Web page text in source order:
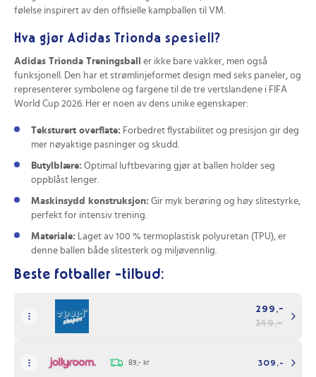
konsumentene trygghet før de begynner å spille og en
Ulemper med dette produktet
Begrenset utendørs bruk. Spesifikasjonen angir at ballen er
for innendørs bruk, noe som betyr at den ikke er optimal
Potensielt kortere levetid sammenlignet med eksklusivt
materialtypen kan ha mindre holdbarhet over tid under
tung eller hyppig bruk, spesielt i en profesjonell eller
intensiv treningssammenheng.
Størrelsesvalg kan begrense aldersgruppe. Ballene er
tilgjengelige i størrelse 5 og 4, som typisk passer for barn
og yngre spillere, og kan derfor være mindre egnet for
følelse inspirert av den offisielle kampballen til VM.
Hva gjør Adidas Trionda spesiell?
Adidas Trionda Treningsball
er ikke bare vakker, men også
funksjonell. Den har et strømlinjeformet design med seks paneler, og
representerer symbolene og fargene til de tre vertslandene i FIFA
World Cup 2026. Her er noen av dens unike egenskaper:
Teksturert overflate: Forbedret flystabilitet og presisjon gir deg
mer nøyaktige pasninger og skudd.
Butylblære: Optimal luftbevaring gjør at ballen holder seg
oppblåst lenger.
Maskinsydd konstruksjon: Gir myk berøring og høy slitestyrke,
perfekt for intensiv trening.
Materiale: Laget av 100 % termoplastisk polyuretan (TPU), er
denne ballen både slitesterk og miljøvennlig.
Hvordan imponerer denne ballen på banen?
Adidas Trionda
opprettholde presisjonen i pasningene og ha det moro. Den er ideell
Ikke vent lenger! Invester i
Beste fotballer -tilbud:
299,-
349,-
89,- kr 309,-